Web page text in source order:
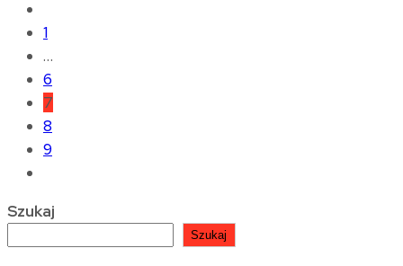
1
…
6
7
8
9
Szukaj
Szukaj